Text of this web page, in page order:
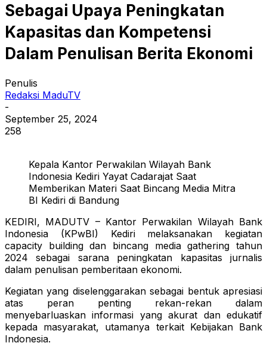
Sebagai Upaya Peningkatan
Kapasitas dan Kompetensi
Dalam Penulisan Berita Ekonomi
Penulis
Redaksi MaduTV
-
September 25, 2024
258
Kepala Kantor Perwakilan Wilayah Bank
Indonesia Kediri Yayat Cadarajat Saat
Memberikan Materi Saat Bincang Media Mitra
BI Kediri di Bandung
KEDIRI, MADUTV – Kantor Perwakilan Wilayah Bank
Indonesia (KPwBI) Kediri melaksanakan kegiatan
capacity building dan bincang media gathering tahun
2024 sebagai sarana peningkatan kapasitas jurnalis
dalam penulisan pemberitaan ekonomi.
Kegiatan yang diselenggarakan sebagai bentuk apresiasi
atas peran penting rekan-rekan dalam
menyebarluaskan informasi yang akurat dan edukatif
kepada masyarakat, utamanya terkait Kebijakan Bank
Indonesia.